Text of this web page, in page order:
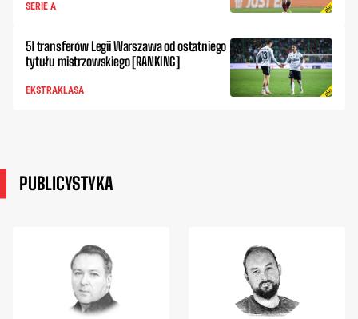
SERIE A
51 transferów Legii Warszawa od ostatniego
tytułu mistrzowskiego [RANKING]
EKSTRAKLASA
PUBLICYSTYKA